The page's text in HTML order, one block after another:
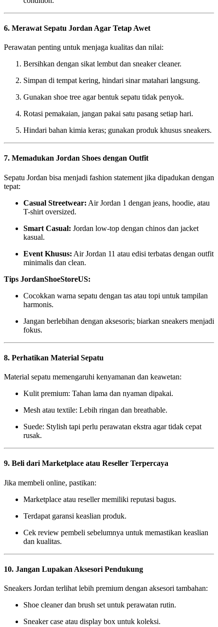
6. Merawat Sepatu Jordan Agar Tetap Awet
Perawatan penting untuk menjaga kualitas dan nilai:
Bersihkan dengan sikat lembut dan sneaker cleaner.
Simpan di tempat kering, hindari sinar matahari langsung.
Gunakan shoe tree agar bentuk sepatu tidak penyok.
Rotasi pemakaian, jangan pakai satu pasang setiap hari.
Hindari bahan kimia keras; gunakan produk khusus sneakers.
7. Memadukan Jordan Shoes dengan Outfit
Sepatu Jordan bisa menjadi fashion statement jika dipadukan dengan
tepat:
Casual Streetwear: Air Jordan 1 dengan jeans, hoodie, atau
T-shirt oversized.
Smart Casual: Jordan low-top dengan chinos dan jacket
kasual.
Event Khusus: Air Jordan 11 atau edisi terbatas dengan outfit
minimalis dan clean.
Tips JordanShoeStoreUS:
Cocokkan warna sepatu dengan tas atau topi untuk tampilan
harmonis.
Jangan berlebihan dengan aksesoris; biarkan sneakers menjadi
fokus.
8. Perhatikan Material Sepatu
Material sepatu memengaruhi kenyamanan dan keawetan:
Kulit premium: Tahan lama dan nyaman dipakai.
Mesh atau textile: Lebih ringan dan breathable.
Suede: Stylish tapi perlu perawatan ekstra agar tidak cepat
rusak.
9. Beli dari Marketplace atau Reseller Terpercaya
Jika membeli online, pastikan:
Marketplace atau reseller memiliki reputasi bagus.
Terdapat garansi keaslian produk.
Cek review pembeli sebelumnya untuk memastikan keaslian
dan kualitas.
10. Jangan Lupakan Aksesori Pendukung
Sneakers Jordan terlihat lebih premium dengan aksesori tambahan:
Shoe cleaner dan brush set untuk perawatan rutin.
Sneaker case atau display box untuk koleksi.